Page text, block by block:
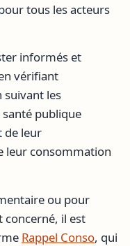
tous les acteurs
informés et
vérifiant
suivant les
publique
de leur
leur consommation
ou pour
concerné, il est
Rappel Conso, qui